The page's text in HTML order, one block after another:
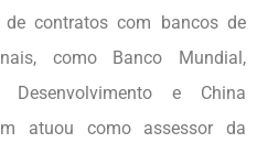
de contratos com bancos de
como Banco Mundial,
Desenvolvimento e China
atuou como assessor da